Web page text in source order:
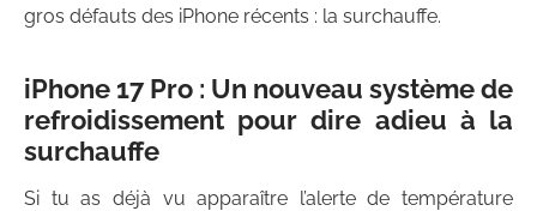
gros défauts des iPhone récents : la surchauffe.
iPhone 17 Pro : Un nouveau système de
refroidissement pour dire adieu à la
surchauffe
Si tu as déjà vu apparaître l’alerte de température